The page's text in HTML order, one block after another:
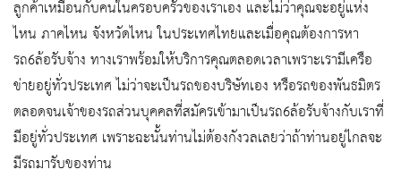
ลูกค้าเหมือนกับคนในครอบครัวของเราเอง และไม่ว่าคุณจะอยู่แห่ง
ไหน ภาคไหน จังหวัดไหน ในประเทศไทยและเมื่อคุณต้องการหา
รถ6ล้อรับจ้าง ทางเราพร้อมให้บริการคุณตลอดเวลาเพราะเรามีเครือ
ข่ายอยู่ทั่วประเทศ ไม่ว่าจะเป็นรถของบริษัทเอง หรือรถของพันธมิตร
ตลอดจนเจ้าของรถส่วนบุคคลที่สมัครเข้ามาเป็นรถ6ล้อรับจ้างกับเราที่
มีอยู่ทั่วประเทศ เพราะฉะนั้นท่านไม่ต้องกังวลเลยว่าถ้าท่านอยู่ไกลจะ
มีรถมารับของท่าน